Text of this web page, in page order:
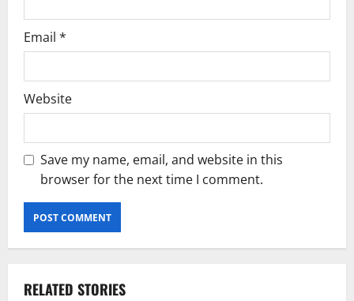
Email *
Website
Save my name, email, and website in this
browser for the next time I comment.
RELATED STORIES